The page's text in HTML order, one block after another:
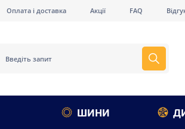
Оплата і доставка Акції FAQ
ШИНИ